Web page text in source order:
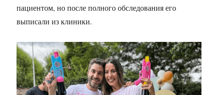
пациентом, но после полного обследования его
выписали из клиники.